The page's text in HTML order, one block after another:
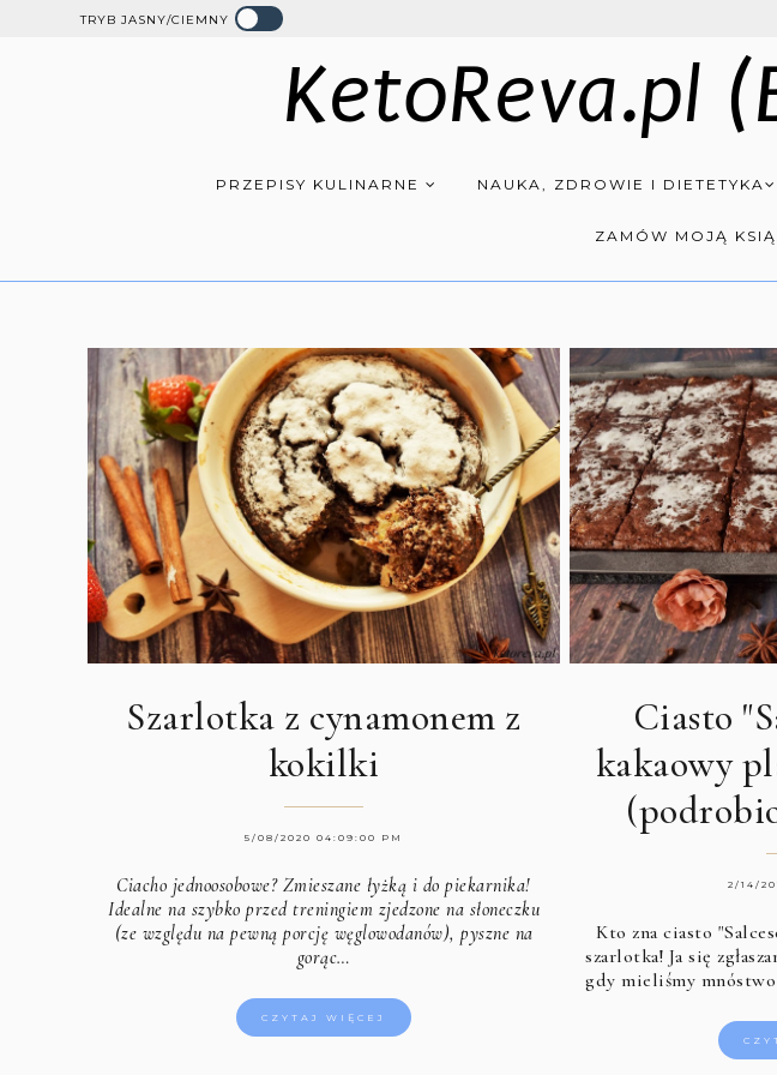
TRYB JASNY/CIEMNY
KetoReva.pl
PRZEPISY KULINARNE NAUKA, ZDROWIE I DIETETYKA
ZAMÓW MOJĄ
Szarlotka z cynamonem z
kokilki
5/08/2020 04:09:00 PM
Ciacho jednoosobowe? Zmieszane łyżką i do piekarnika!
Idealne na szybko przed treningiem zjedzone na słoneczku
(ze względu na pewną porcję węglowodanów), pyszne na
gorąc…
CZYTAJ WIĘCEJ
Ciasto
kakaowy
2/14/
Kto zna ciasto
szarlotka! Ja się
gdy mieliśmy